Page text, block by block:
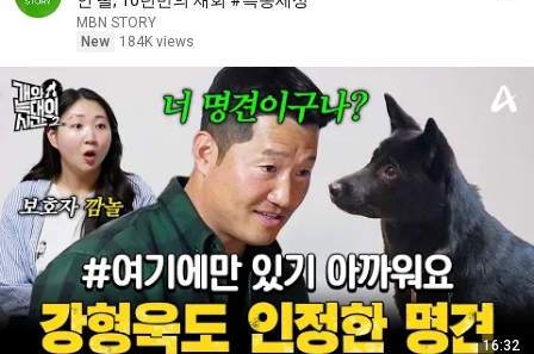
MBN STORY
New
184K views
16:32